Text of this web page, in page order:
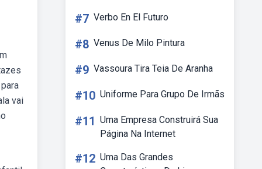
vai
#7 Verbo En El Futuro
#8 Venus De Milo Pintura
#9 Vassoura Tira Teia De Aranha
#10 Uniforme Para Grupo De Irmãs
#11 Uma Empresa Construirá Sua
Página Na Internet
#12 Uma Das Grandes